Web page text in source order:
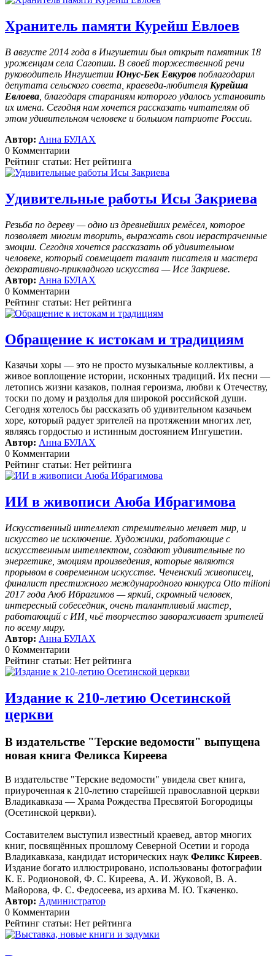
Хранитель памяти Курейш Евлоев
В августе 2014 года в Ингушетии был открыт памятник 18
уроженцам села Сагопши. В своей торжественной речи
руководитель Ингушетии Юнус-Бек Евкуров поблагодарил
депутата сельского совета, краеведа-любителя Курейша
Евлоева , благодаря стараниям которого удалось установить
их имена. Сегодня нам хочется рассказать читателям об
этом удивительном человеке и большом патриоте России.
Автор: Анна БУЛАХ
0 Комментарии
Рейтинг статьи: Нет рейтинга
Удивительные работы Исы Закриева
Резьба по дереву — одно из древнейших ремёсел, которое
позволяет многим творить, выражать свои нерастраченные
эмоции. Сегодня хочется рассказать об удивительном
человеке, который совмещает талант писателя и мастера
декоративно-прикладного искусства — Исе Закриеве.
Автор: Анна БУЛАХ
0 Комментарии
Рейтинг статьи: Нет рейтинга
Обращение к истокам и традициям
Казачьи хоры — это не просто музыкальные коллективы, а
живое воплощение истории, исконных традиций. Их песни —
летопись жизни казаков, полная героизма, любви к Отечеству,
тоски по дому и раздолья для широкой российской души.
Сегодня хотелось бы рассказать об удивительном казачьем
хоре, который радует зрителей на протяжении многих лет,
являясь гордостью и истинным достоянием Ингушетии.
Автор: Анна БУЛАХ
0 Комментарии
Рейтинг статьи: Нет рейтинга
ИИ в живописи Аюба Ибрагимова
Искусственный интеллект стремительно меняет мир, и
искусство не исключение. Художники, работающие с
искусственным интеллектом, создают удивительные по
энергетике, эмоциям произведения, которые являются
прорывом в современном искусстве. Чеченский живописец,
финалист престижного международного конкурса Otto milioni
2017 года Аюб Ибрагимов — яркий, скромный человек,
интересный собеседник, очень талантливый мастер,
работающий с ИИ, чьё творчество завораживает зрителей
по всему миру.
Автор: Анна БУЛАХ
0 Комментарии
Рейтинг статьи: Нет рейтинга
Издание к 210-летию Осетинской
церкви
В издательстве "Терские ведомости" выпущена
новая книга Феликса Киреева
В издательстве "Терские ведомости" увидела свет книга,
приуроченная к 210-летию старейшей православной церкви
Владикавказа — Храма Рождества Пресвятой Богородицы
(Осетинской церкви).
Составителем выступил известный краевед, автор многих
книг, посвящённых прошлому Северной Осетии и города
Владикавказа, кандидат исторических наук Феликс Киреев.
Издание богато иллюстрировано, использованы фотографии
К. Е. Родионовой, Ф. С. Киреева, А. И. Жуковой, В. А.
Майорова, Ф. С. Федосеева, из архива М. Ю. Ткаченко.
Автор: Администратор
0 Комментарии
Рейтинг статьи: Нет рейтинга